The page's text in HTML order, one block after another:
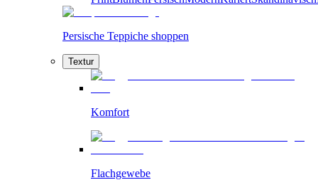
Persische Teppiche shoppen
Textur
Komfort
Flachgewebe